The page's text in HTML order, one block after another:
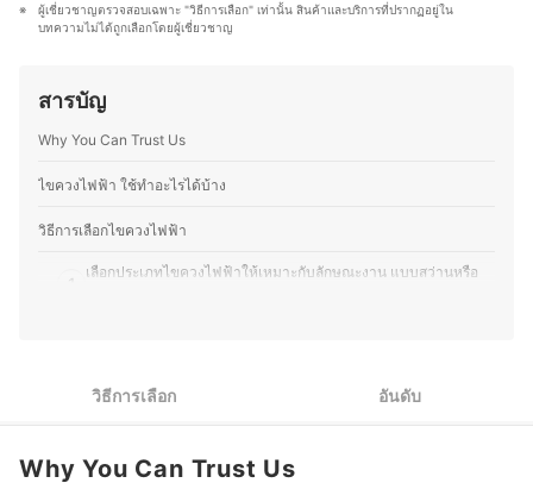
กลึง ทริมเมอร์ ฯลฯ ทำให้คุณชัยมีประสบการณ์โดยตรงในการ
ตกแต่งบ้านและสวน รวมถึงอุปกรณ์ของใช้ในบ้าน โดยทั้งทำ
ขายด้วยตัวเองและเป็นผู้ออกแบบลวดลายเชือกถักสำหรับ
บรรพบุรุษด้วยการทำเกษตรวิถีใหม่ ปรับปรุงพื้นที่รอบบ้านให้
ทานในครอบครัวพร้อมแบ่งปันเพื่อนบ้าน โดยส่วนตัวแล้วมี
สวน ปรับภูมิทัศน์ให้ที่พักอาศัยมีความร่มรื่น สวยงามเพื่อใช้
ประวัติของ คชาธาร พรมนา (ปู)
ผู้เชี่ยวชาญตรวจสอบเฉพาะ "วิธีการเลือก" เท่านั้น สินค้าและบริการที่ปรากฏอยู่ใน
บทความไม่ได้ถูกเลือกโดยผู้เชี่ยวชาญ
สารบัญ
Why You Can Trust Us
ไขควงไฟฟ้า ใช้ทำอะไรได้บ้าง
วิธีการเลือกไขควงไฟฟ้า
1
เลือกประเภทไขควงไฟฟ้าให้เหมาะกับลักษณะงาน แบบสว่านหรือ
เลือกความเร็วรอบไขควงไฟฟ้าให้เหมาะสมกับการใช้งาน
แบบไร้สาย
วิธีการเลือก อันดับ
Why You Can Trust Us